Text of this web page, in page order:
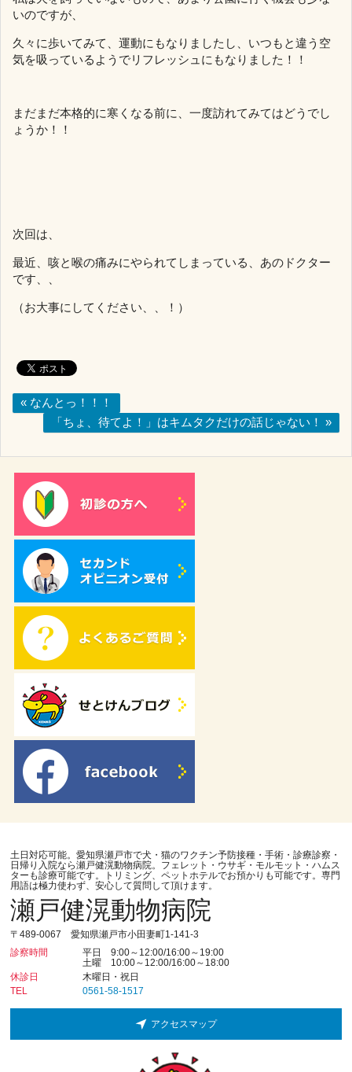
いのですが、
久々に歩いてみて、運動にもなりましたし、いつもと違う空
気を吸っているようでリフレッシュにもなりました！！
まだまだ本格的に寒くなる前に、一度訪れてみてはどうでし
ょうか！！
次回は、
最近、咳と喉の痛みにやられてしまっている、あのドクター
です、、
（お大事にしてください、、！）
« なんとっ！！！
「ちょ、待てよ！」はキムタクだけの話じゃない！ »
土日対応可能。愛知県瀬戸市で犬・猫のワクチン予防接種・手術・診療診察・
日帰り入院なら瀬戸健滉動物病院。フェレット・ウサギ・モルモット・ハムス
ターも診療可能です。トリミング、ペットホテルでお預かりも可能です。専門
用語は極力使わず、安心して質問して頂けます。
瀬戸健滉動物病院
〒489-0067 愛知県瀬戸市小田妻町1-141-3
診察時間
平日 9:00～12:00/16:00～19:00
土曜 10:00～12:00/16:00～18:00
休診日
木曜日・祝日
TEL
0561-58-1517
アクセスマップ